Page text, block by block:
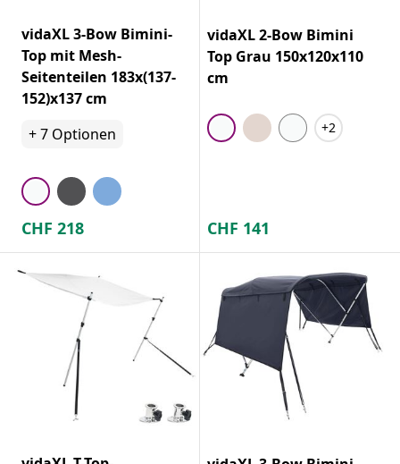
vidaXL 3-Bow Bimini-
Top mit Mesh-
Seitenteilen 183x(137-
152)x137 cm
+7 Optionen
CHF 218
vidaXL 2-Bow Bimini
Top Grau 150x120x110
cm
+2
CHF 141